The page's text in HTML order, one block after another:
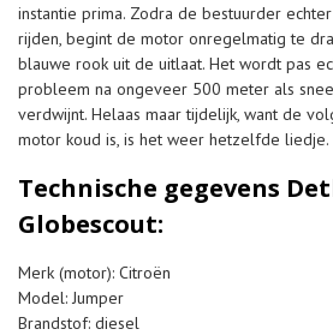
instantie prima. Zodra de bestuurder
rijden, begint de motor onregelmatig te
blauwe rook uit de uitlaat. Het wordt pas
probleem na ongeveer 500 meter als
verdwijnt. Helaas maar tijdelijk, want de
motor koud is, is het weer hetzelfde liedje.
Technische gegevens
Globescout:
Merk (motor): Citroën
Model: Jumper
Brandstof: diesel